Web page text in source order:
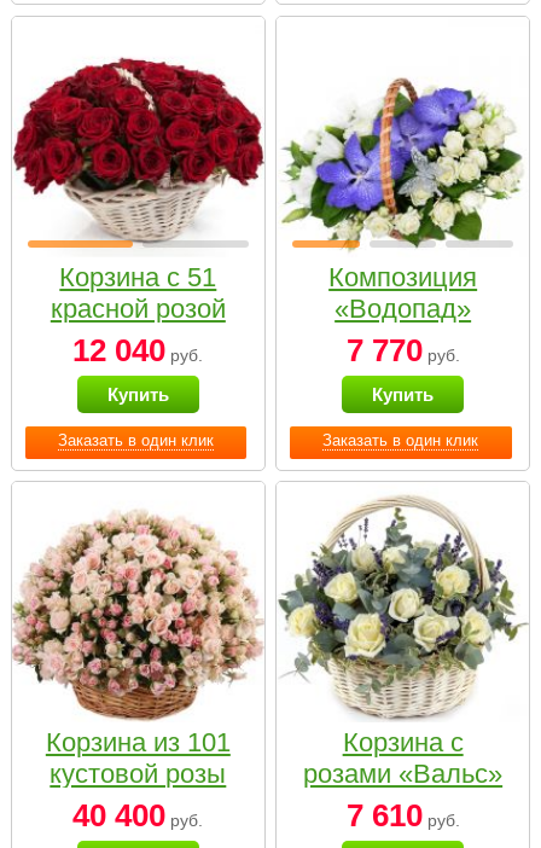
Заказать в один клик
Корзина с 51
красной розой
12 040 руб.
Купить
Заказать в один клик
Композиция
«Водопад»
7 770руб.
Купить
Корзина из 101
кустовой розы
нежных тонов
40 400 руб.
Корзина с
розами «Вальс»
7 610руб.